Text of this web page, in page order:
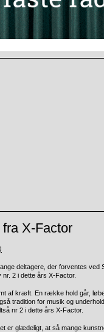
X-Factor
deltagere, der forventes ved
2 i dette års X-Factor.
af kræft. En række hold går,
tradition for musik og
nr 2 i dette års X-Factor.
er glædeligt, at så mange